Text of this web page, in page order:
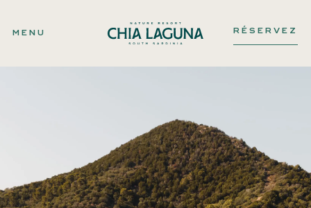
MENU RÉSERVEZ